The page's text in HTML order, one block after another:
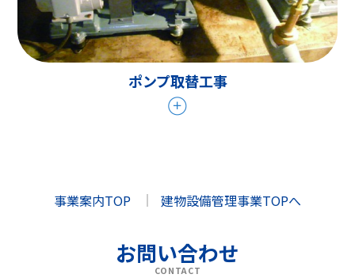
ポンプ取替工事
事業案内TOP 建物設備管理事業TOPへ
お問い合わせ
CONTACT